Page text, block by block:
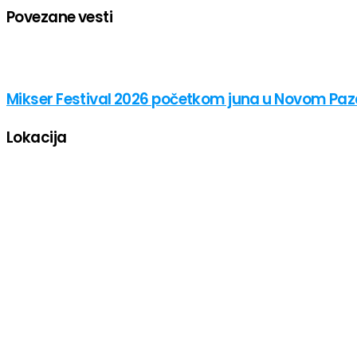
Povezane vesti
Mikser Festival 2026 početkom juna u Novom
Lokacija